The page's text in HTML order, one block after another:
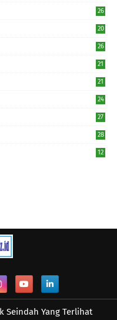
26
20
26
21
21
24
27
28
12
Seindah Yang Terlihat